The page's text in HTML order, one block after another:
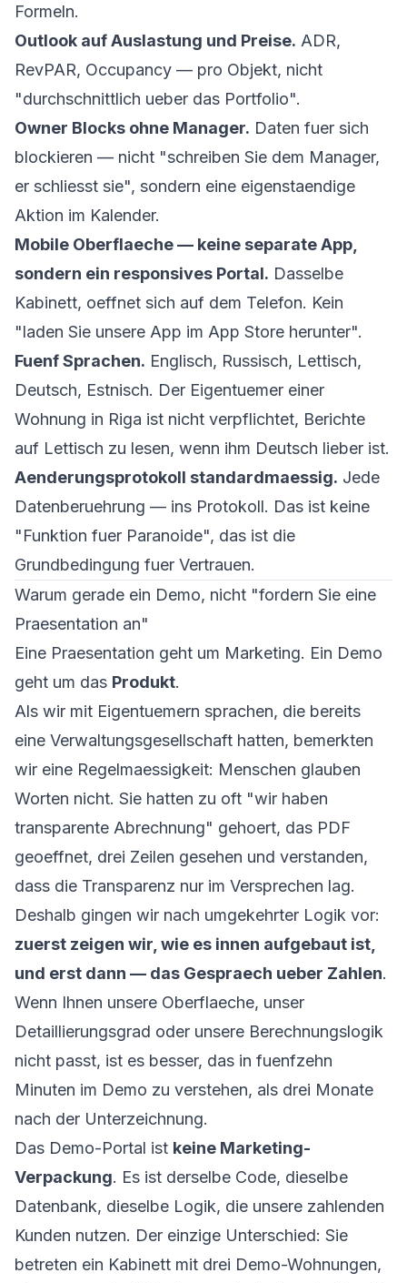
Formeln.
Outlook auf Auslastung und Preise. ADR,
RevPAR, Occupancy — pro Objekt, nicht
"durchschnittlich ueber das Portfolio".
Owner Blocks ohne Manager. Daten fuer sich
blockieren — nicht "schreiben Sie dem Manager,
er schliesst sie", sondern eine eigenstaendige
Aktion im Kalender.
Mobile Oberflaeche — keine separate App,
sondern ein responsives Portal. Dasselbe
Kabinett, oeffnet sich auf dem Telefon. Kein
"laden Sie unsere App im App Store herunter".
Fuenf Sprachen. Englisch, Russisch, Lettisch,
Deutsch, Estnisch. Der Eigentuemer einer
Wohnung in Riga ist nicht verpflichtet, Berichte
auf Lettisch zu lesen, wenn ihm Deutsch lieber ist.
Aenderungsprotokoll standardmaessig. Jede
Datenberuehrung — ins Protokoll. Das ist keine
"Funktion fuer Paranoide", das ist die
Grundbedingung fuer Vertrauen.
Warum gerade ein Demo, nicht "fordern Sie eine
Praesentation an"
Eine Praesentation geht um Marketing. Ein Demo
geht um das Produkt.
Als wir mit Eigentuemern sprachen, die bereits
eine Verwaltungsgesellschaft hatten, bemerkten
wir eine Regelmaessigkeit: Menschen glauben
Worten nicht. Sie hatten zu oft "wir haben
transparente Abrechnung" gehoert, das PDF
geoeffnet, drei Zeilen gesehen und verstanden,
dass die Transparenz nur im Versprechen lag.
Deshalb gingen wir nach umgekehrter Logik vor:
zuerst zeigen wir, wie es innen aufgebaut ist,
und erst dann — das Gespraech ueber Zahlen.
Wenn Ihnen unsere Oberflaeche, unser
Detaillierungsgrad oder unsere Berechnungslogik
nicht passt, ist es besser, das in fuenfzehn
Minuten im Demo zu verstehen, als drei Monate
nach der Unterzeichnung.
Das Demo-Portal ist keine Marketing-
Verpackung. Es ist derselbe Code, dieselbe
Datenbank, dieselbe Logik, die unsere zahlenden
Kunden nutzen. Der einzige Unterschied: Sie
betreten ein Kabinett mit drei Demo-Wohnungen,